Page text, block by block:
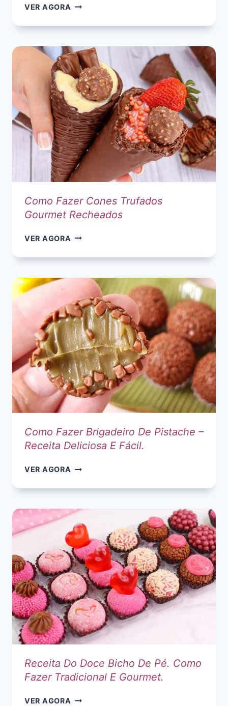
VER AGORA RECEITA
GELEIA
PIMENTA
AGRIDOCE
SUPER
FÁCIL
Como Fazer Cones Trufados
Gourmet Recheados
VER AGORA COMO
CONES
GOURMET
RECHEADOS
Como Fazer Brigadeiro De Pistache –
Receita Deliciosa E Fácil.
VER AGORA COMO
BRIGADEIRO
PISTACHE
–
RECEITA
DELICIOSA
E
FÁCIL.
Receita Do Doce Bicho De Pé. Como
Fazer Tradicional E Gourmet.
VER AGORA RECEITA